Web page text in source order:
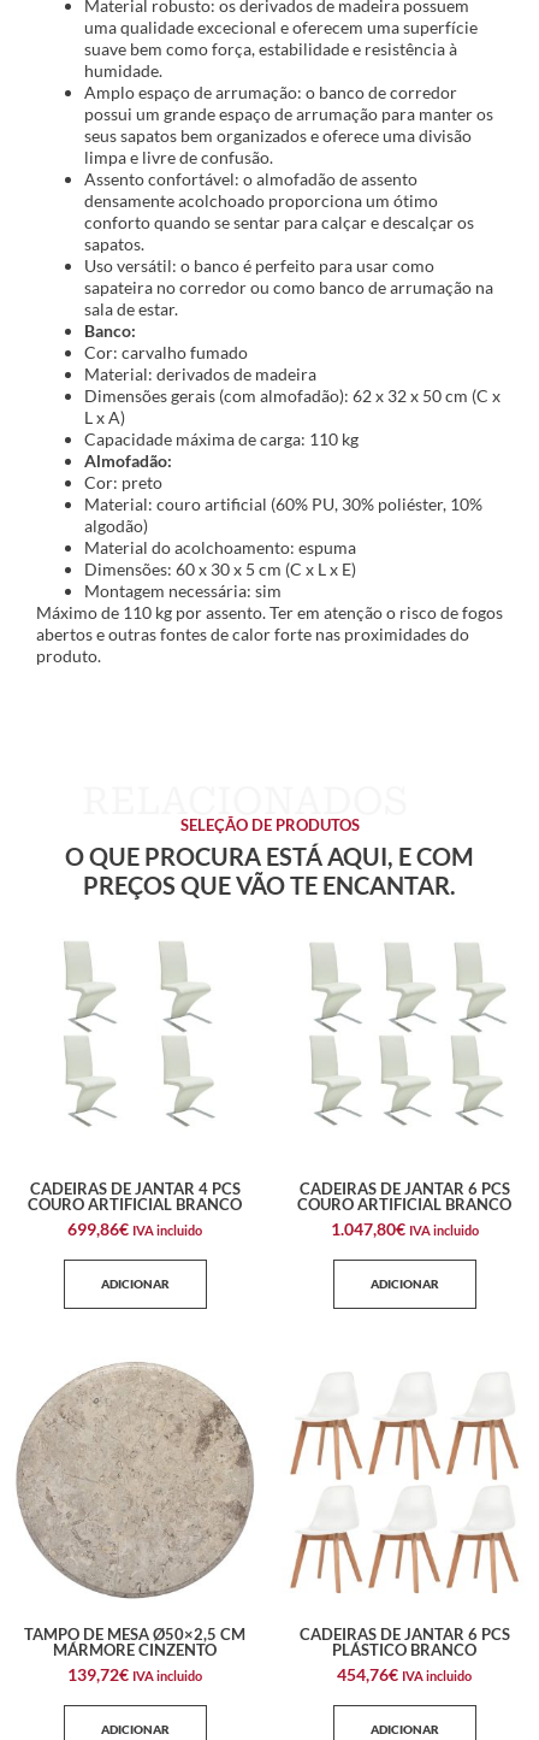
Material robusto: os derivados de madeira possuem
uma qualidade excecional e oferecem uma superfície
suave bem como força, estabilidade e resistência à
humidade.
Amplo espaço de arrumação: o banco de corredor
possui um grande espaço de arrumação para manter os
seus sapatos bem organizados e oferece uma divisão
limpa e livre de confusão.
Assento confortável: o almofadão de assento
densamente acolchoado proporciona um ótimo
conforto quando se sentar para calçar e descalçar os
sapatos.
Uso versátil: o banco é perfeito para usar como
sapateira no corredor ou como banco de arrumação na
sala de estar.
Banco:
Cor: carvalho fumado
Material: derivados de madeira
Dimensões gerais (com almofadão): 62 x 32 x 50 cm (C x
L x A)
Capacidade máxima de carga: 110 kg
Almofadão:
Cor: preto
Material: couro artificial (60% PU, 30% poliéster, 10%
algodão)
Material do acolchoamento: espuma
Dimensões: 60 x 30 x 5 cm (C x L x E)
Montagem necessária: sim
Máximo de 110 kg por assento. Ter em atenção o risco de fogos
abertos e outras fontes de calor forte nas proximidades do
produto.
SELEÇÃO DE PRODUTOS
O QUE PROCURA ESTÁ AQUI, E COM
PREÇOS QUE VÃO TE ENCANTAR.
CADEIRAS DE JANTAR 4 PCS
COURO ARTIFICIAL BRANCO
699,86€ IVA incluido
ADICIONAR
CADEIRAS DE JANTAR 6 PCS
COURO ARTIFICIAL BRANCO
1.047,80€ IVA incluido
ADICIONAR
TAMPO DE MESA Ø50×2,5 CM
MÁRMORE CINZENTO
139,72€ IVA incluido
ADICIONAR
CADEIRAS DE JANTAR 6 PCS
PLÁSTICO BRANCO
454,76€ IVA incluido
ADICIONAR